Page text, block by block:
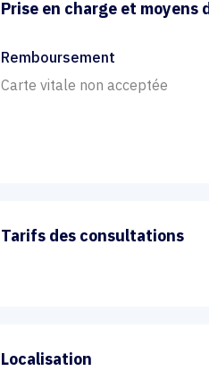
Prise en charge et moyens
Remboursement
Carte vitale non acceptée
Tarifs des consultations
Localisation